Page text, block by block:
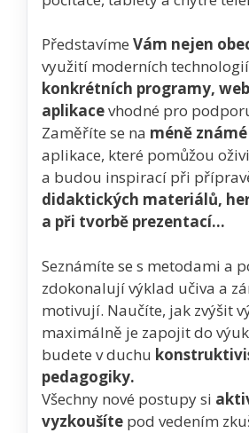
Představíme Vám nejen
využití moderních
konkrétních programy,
aplikacevhodné pro
Zaměříte se na méně známé
aplikace, které pomůžou
a budou inspirací při
didaktických materiálů,
a při tvorbě prezentací…
Seznámíte se s metodami a
zdokonalují výklad učiva a
motivují. Naučíte, jak zvýšit
maximálně je zapojit do
budete v duchu
pedagogiky.
Všechny nové postupy si
vyzkoušíte pod vedením